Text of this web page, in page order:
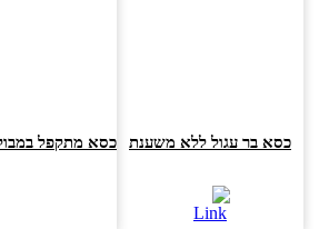
כסא בר עגול ללא משענת כסא מתקפל במבוק מידות